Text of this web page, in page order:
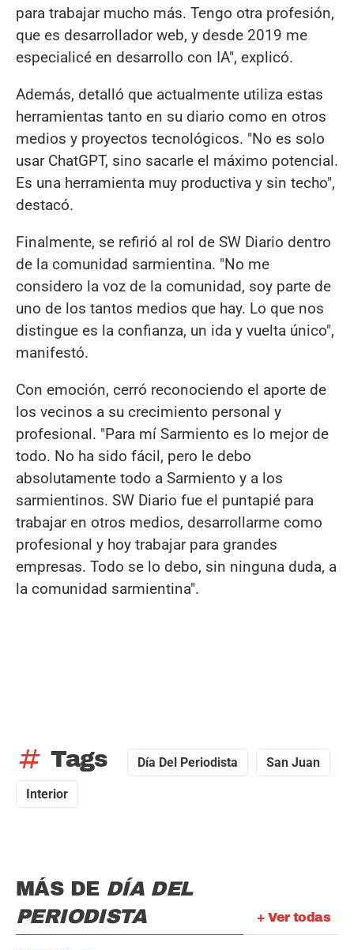
para trabajar mucho más. Tengo otra profesión,
que es desarrollador web, y desde 2019 me
especialicé en desarrollo con IA", explicó.
Además, detalló que actualmente utiliza estas
herramientas tanto en su diario como en otros
medios y proyectos tecnológicos. "No es solo
usar ChatGPT, sino sacarle el máximo potencial.
Es una herramienta muy productiva y sin techo",
destacó.
Finalmente, se refirió al rol de SW Diario dentro
de la comunidad sarmientina. "No me
considero la voz de la comunidad, soy parte de
uno de los tantos medios que hay. Lo que nos
distingue es la confianza, un ida y vuelta único",
manifestó.
Con emoción, cerró reconociendo el aporte de
los vecinos a su crecimiento personal y
profesional. "Para mí Sarmiento es lo mejor de
todo. No ha sido fácil, pero le debo
absolutamente todo a Sarmiento y a los
sarmientinos. SW Diario fue el puntapié para
trabajar en otros medios, desarrollarme como
profesional y hoy trabajar para grandes
empresas. Todo se lo debo, sin ninguna duda, a
la comunidad sarmientina".
tag Tags Día Del Periodista San Juan
Interior
+ Ver todas
MÁS DE DÍA DEL
PERIODISTA